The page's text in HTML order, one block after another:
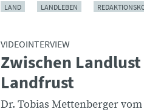
LAND LANDLEBEN
VIDEOINTERVIEW
Zwischen
Landfrust
Dr. Tobias Mettenberger